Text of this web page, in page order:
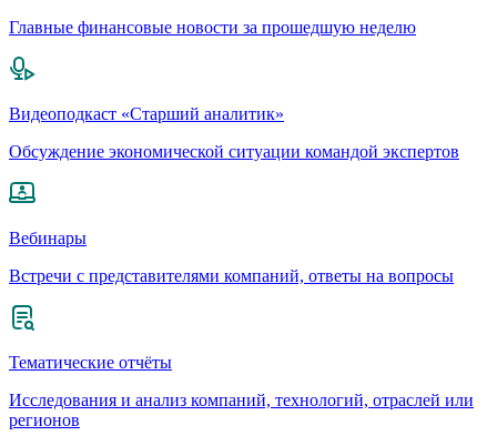
Главные финансовые новости за прошедшую неделю
Видеоподкаст «Старший аналитик»
Обсуждение экономической ситуации командой экспертов
Вебинары
Встречи с представителями компаний, ответы на вопросы
Тематические отчёты
Исследования и анализ компаний, технологий, отраслей или
регионов